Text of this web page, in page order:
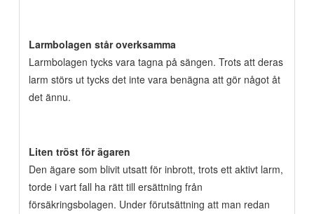
Larmbolagen står overksamma
Larmbolagen tycks vara tagna på sängen. Trots att deras
larm störs ut tycks det inte vara benägna att gör något åt
det ännu.
Liten tröst för ägaren
Den ägare som blivit utsatt för inbrott, trots ett aktivt larm,
torde i vart fall ha rätt till ersättning från
försäkringsbolagen. Under förutsättning att man redan